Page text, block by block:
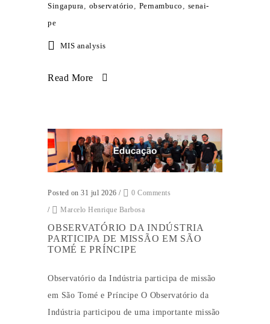
Singapura
observatório Pernambuco
senai-
pe
MIS analysis
Read More
Posted on 31 jul 2026 /
0 Comments
/
Marcelo Henrique Barbosa
OBSERVATÓRIO DA INDÚSTRIA
PARTICIPA DE MISSÃO EM SÃO
TOMÉ E PRÍNCIPE
Observatório da Indústria participa de missão
em São Tomé e Príncipe O Observatório da
Indústria participou de uma importante missão